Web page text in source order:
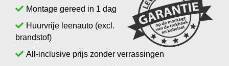
Montage gereed in 1 dag
Huurvrije leenauto (excl.
brandstof)
All-inclusive prijs zonder verrassingen